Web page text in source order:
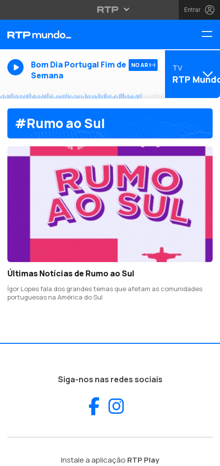
Entrar
Bom Dia Portugal Fim de
Semana
NO AR TV
RTP
#Rumo ao Sul
Últimas Notícias de Rumo ao Sul
Ígor Lopes fala dos grandes temas que afetam as comunidades
portuguesas na América do Sul
Siga-nos nas redes sociais
Facebook
Instale a aplicação RTP Play